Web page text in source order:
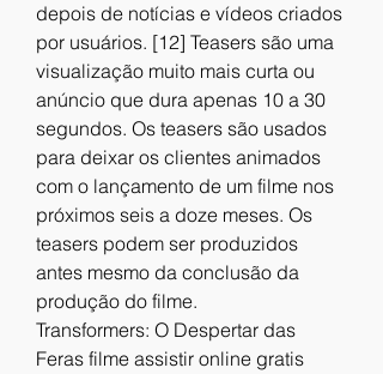
depois de notícias e vídeos criados
por usuários. [12] Teasers são uma
visualização muito mais curta ou
anúncio que dura apenas 10 a 30
segundos. Os teasers são usados ​​
para deixar os clientes animados
com o lançamento de um filme nos
próximos seis a doze meses. Os
teasers podem ser produzidos
antes mesmo da conclusão da
produção do filme.
Transformers: O Despertar das
Feras filme assistir online gratis